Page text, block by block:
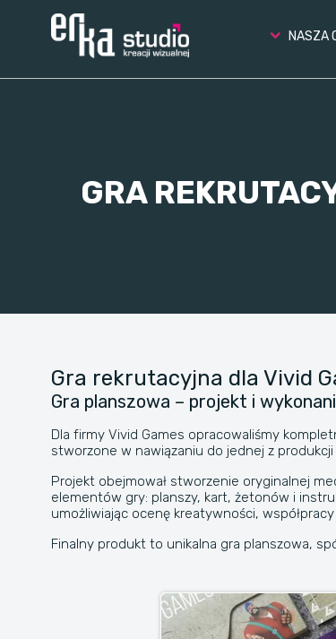
NASZA
GRA
Gra rekrutacyjna dla Vivid
Gra planszowa – projekt i
Dla firmy Vivid Games opracowaliśmy
stworzone w nawiązaniu do jednej z
Projekt obejmował stworzenie oryginalnej
elementów gry: planszy, kart, żetonów i
umożliwiając ocenę kreatywności,
Finalny produkt to unikalna gra planszowa,